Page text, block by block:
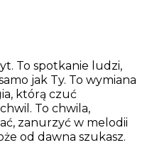
To spotkanie ludzi,
jak Ty. To wymiana
którą czuć
To chwila,
zanurzyć w melodii
od dawna szukasz.